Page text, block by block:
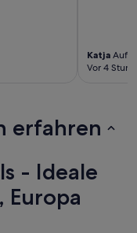
Katja
Vor 4
erfahren
- Ideale
Europa